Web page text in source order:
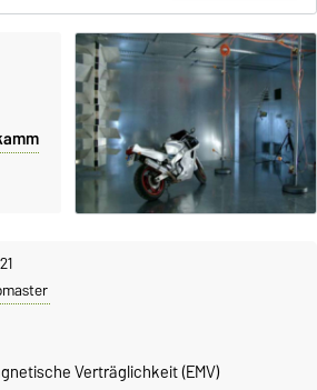
Verträglichkeit (EMV)